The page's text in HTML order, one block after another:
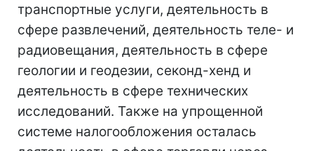
транспортные услуги, деятельность в
сфере развлечений, деятельность теле- и
радиовещания, деятельность в сфере
геологии и геодезии, секонд-хенд и
деятельность в сфере технических
исследований. Также на упрощенной
системе налогообложения осталась